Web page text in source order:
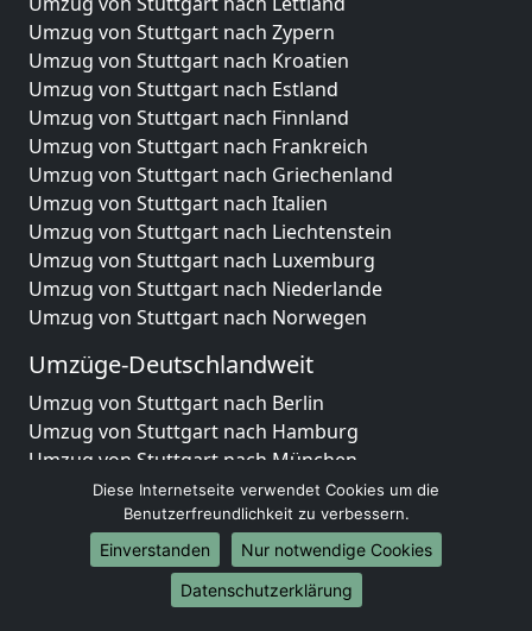
Umzug von Stuttgart nach Zypern
Umzug von Stuttgart nach Kroatien
Umzug von Stuttgart nach Estland
Umzug von Stuttgart nach Finnland
Umzug von Stuttgart nach Frankreich
Umzug von Stuttgart nach Griechenland
Umzug von Stuttgart nach Italien
Umzug von Stuttgart nach Liechtenstein
Umzug von Stuttgart nach Luxemburg
Umzug von Stuttgart nach Niederlande
Umzug von Stuttgart nach Norwegen
Umzüge-Deutschlandweit
Umzug von Stuttgart nach Berlin
Umzug von Stuttgart nach Hamburg
Umzug von Stuttgart nach München
Umzug von Stuttgart nach Köln
Umzug von Stuttgart nach Frankfurt am Main
Umzug von Stuttgart nach Stuttgart
Umzug von Stuttgart nach Düsseldorf
Umzug von Stuttgart nach Leipzig
Diese Internetseite verwendet Cookies um die
Benutzerfreundlichkeit zu verbessern.
Einverstanden
Nur notwendige Cookies
Datenschutzerklärung